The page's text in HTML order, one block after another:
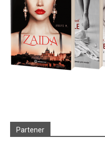
Partener